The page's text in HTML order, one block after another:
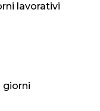
lavorativi
giorni